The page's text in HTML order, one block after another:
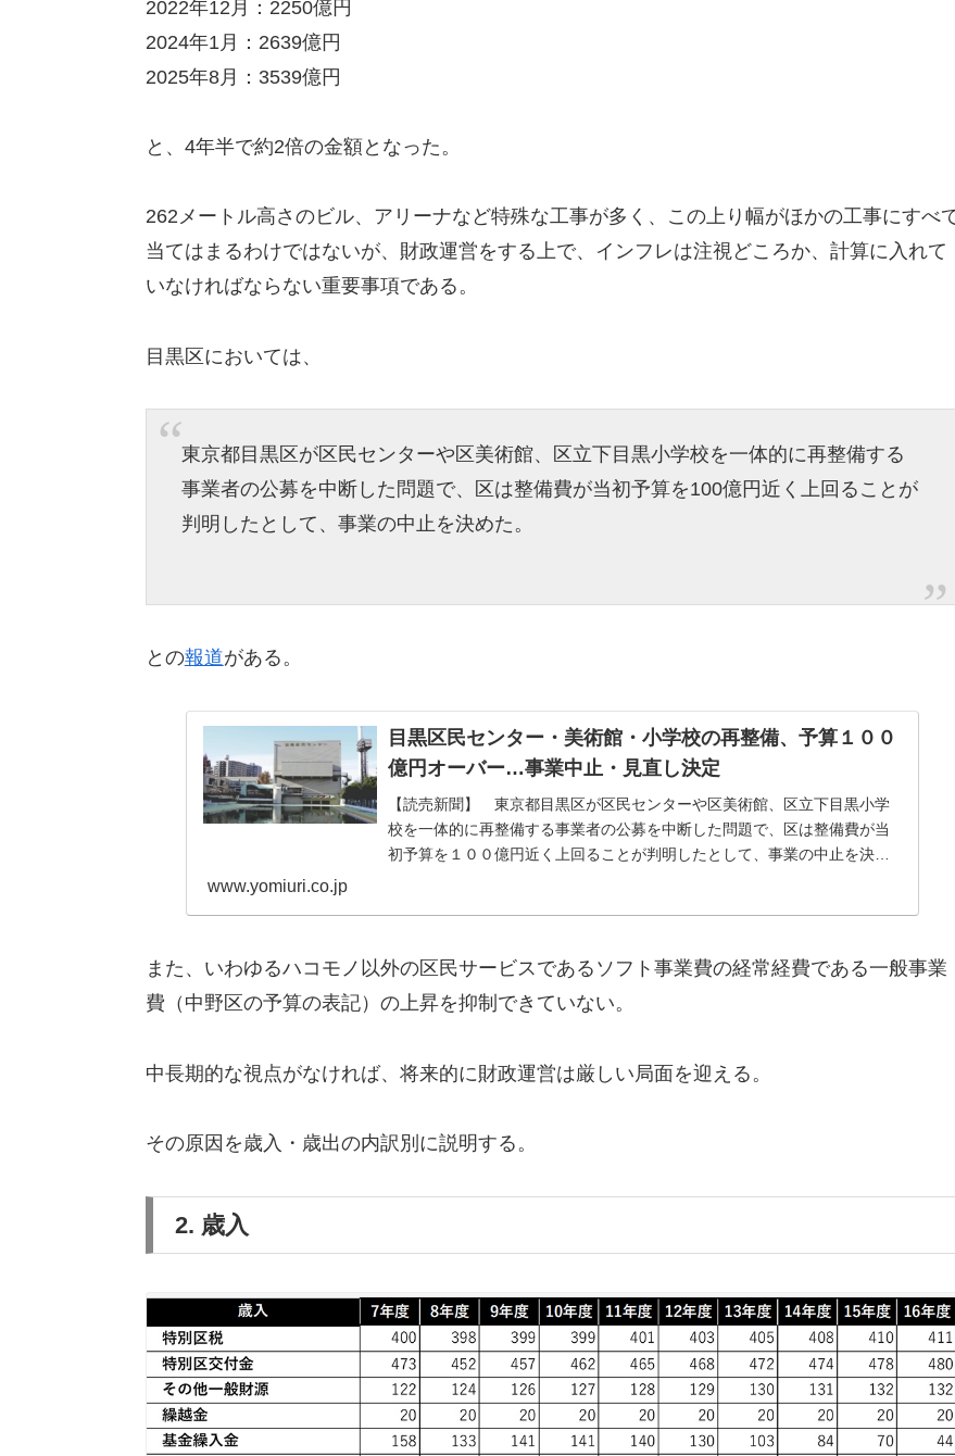
2022年12月：2250億円
2024年1月：2639億円
2025年8月：3539億円
と、4年半で約2倍の金額となった。
262メートル高さのビル、アリーナなど特殊な工事が多く、この上り幅がほかの工事にすべ
当てはまるわけではないが、財政運営をする上で、インフレは注視どころか、計算に入れて
いなければならない重要事項である。
目黒区においては、
東京都目黒区が区民センターや区美術館、区立下目黒小学校を一体的に再整備する
事業者の公募を中断した問題で、区は整備費が当初予算を100億円近く上回ることが
判明したとして、事業の中止を決めた。
との報道がある。
目黒区民センター・美術館・小学校の再整備、予算１００
億円オーバー…事業中止・見直し決定
【読売新聞】 東京都目黒区が区民センターや区美術館、区立下目黒小学
校を一体的に再整備する事業者の公募を中断した問題で、区は整備費が当
初予算を１００億円近く上回ることが判明したとして、事業の中止を決め
www.yomiuri.co.jp
また、いわゆるハコモノ以外の区民サービスであるソフト事業費の経常経費である一般事業
費（中野区の予算の表記）の上昇を抑制できていない。
中長期的な視点がなければ、将来的に財政運営は厳しい局面を迎える。
その原因を歳入・歳出の内訳別に説明する。
2. 歳入